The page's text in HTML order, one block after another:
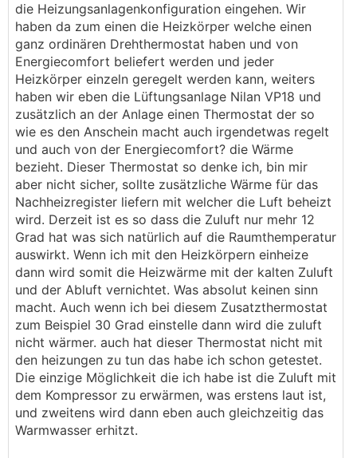
die Heizungsanlagenkonfiguration eingehen. Wir
haben da zum einen die Heizkörper welche einen
ganz ordinären Drehthermostat haben und von
Energiecomfort beliefert werden und jeder
Heizkörper einzeln geregelt werden kann, weiters
haben wir eben die Lüftungsanlage Nilan VP18 und
zusätzlich an der Anlage einen Thermostat der so
wie es den Anschein macht auch irgendetwas regelt
und auch von der Energiecomfort? die Wärme
bezieht. Dieser Thermostat so denke ich, bin mir
aber nicht sicher, sollte zusätzliche Wärme für das
Nachheizregister liefern mit welcher die Luft beheizt
wird. Derzeit ist es so dass die Zuluft nur mehr 12
Grad hat was sich natürlich auf die Raumthemperatur
auswirkt. Wenn ich mit den Heizkörpern einheize
dann wird somit die Heizwärme mit der kalten Zuluft
und der Abluft vernichtet. Was absolut keinen sinn
macht. Auch wenn ich bei diesem Zusatzthermostat
zum Beispiel 30 Grad einstelle dann wird die zuluft
nicht wärmer. auch hat dieser Thermostat nicht mit
den heizungen zu tun das habe ich schon getestet.
Die einzige Möglichkeit die ich habe ist die Zuluft mit
dem Kompressor zu erwärmen, was erstens laut ist,
und zweitens wird dann eben auch gleichzeitig das
Warmwasser erhitzt.